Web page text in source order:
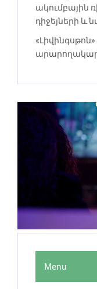
ակումբային
դիջեյների և
Menu